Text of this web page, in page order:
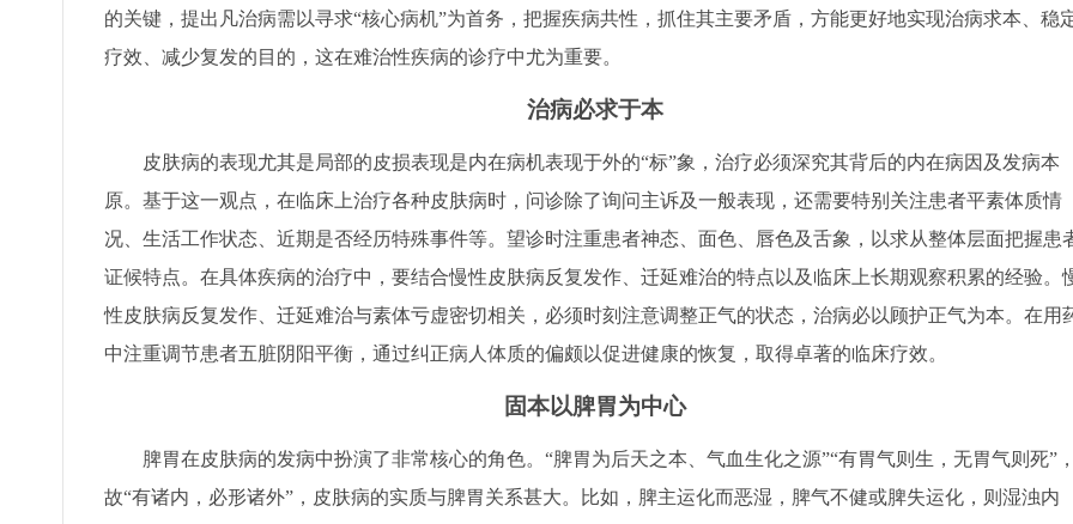
的关键，提出凡治病需以寻求“核心病机”为首务，把握疾病共性，抓住其主要矛盾，方能更好地实现治病求本、稳
疗效、减少复发的目的，这在难治性疾病的诊疗中尤为重要。
治病必求于本
皮肤病的表现尤其是局部的皮损表现是内在病机表现于外的“标”象，治疗必须深究其背后的内在病因及发病本
原。基于这一观点，在临床上治疗各种皮肤病时，问诊除了询问主诉及一般表现，还需要特别关注患者平素体质情
况、生活工作状态、近期是否经历特殊事件等。望诊时注重患者神态、面色、唇色及舌象，以求从整体层面把握患
证候特点。在具体疾病的治疗中，要结合慢性皮肤病反复发作、迁延难治的特点以及临床上长期观察积累的经验。
性皮肤病反复发作、迁延难治与素体亏虚密切相关，必须时刻注意调整正气的状态，治病必以顾护正气为本。在用
中注重调节患者五脏阴阳平衡，通过纠正病人体质的偏颇以促进健康的恢复，取得卓著的临床疗效。
固本以脾胃为中心
脾胃在皮肤病的发病中扮演了非常核心的角色。“脾胃为后天之本、气血生化之源”“有胃气则生，无胃气则死”，
故“有诸内，必形诸外”，皮肤病的实质与脾胃关系甚大。比如，脾主运化而恶湿，脾气不健或脾失运化，则湿浊内